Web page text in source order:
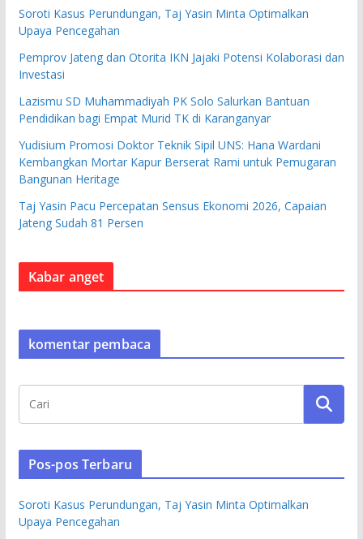
Soroti Kasus Perundungan, Taj Yasin Minta Optimalkan
Upaya Pencegahan
Pemprov Jateng dan Otorita IKN Jajaki Potensi Kolaborasi dan
Investasi
Lazismu SD Muhammadiyah PK Solo Salurkan Bantuan
Pendidikan bagi Empat Murid TK di Karanganyar
Yudisium Promosi Doktor Teknik Sipil UNS: Hana Wardani
Kembangkan Mortar Kapur Berserat Rami untuk Pemugaran
Bangunan Heritage
Taj Yasin Pacu Percepatan Sensus Ekonomi 2026, Capaian
Jateng Sudah 81 Persen
Kabar anget
komentar pembaca
Pos-pos Terbaru
Soroti Kasus Perundungan, Taj Yasin Minta Optimalkan
Upaya Pencegahan